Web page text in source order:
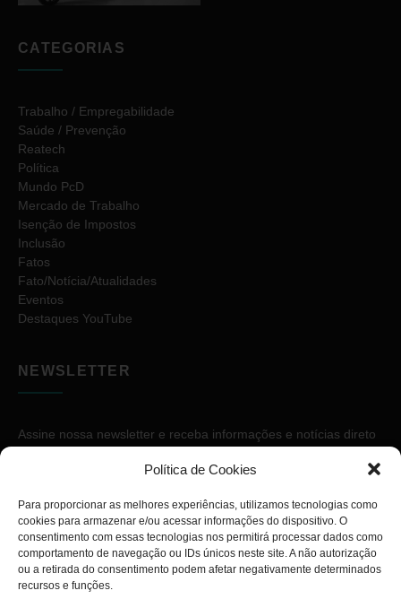
Política de Cookies
Para proporcionar as melhores experiências, utilizamos tecnologias como
cookies para armazenar e/ou acessar informações do dispositivo. O
consentimento com essas tecnologias nos permitirá processar dados como
comportamento de navegação ou IDs únicos neste site. A não autorização
ou a retirada do consentimento podem afetar negativamente determinados
recursos e funções.
CATEGORIAS
Trabalho / Empregabilidade
Saúde / Prevenção
Reatech
Política
Mundo PcD
Mercado de Trabalho
Isenção de Impostos
Inclusão
Fatos
Fato/Notícia/Atualidades
Eventos
Destaques YouTube
NEWSLETTER
Assine nossa newsletter e receba informações e notícias direto